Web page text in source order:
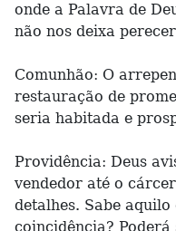
onde a Palavra de
não nos deixa
Comunhão: O
restauração de
seria habitada e
Providência: Deus
vendedor até o
detalhes. Sabe aquilo
coincidência?